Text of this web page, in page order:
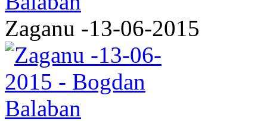
Zaganu -13-06-2015